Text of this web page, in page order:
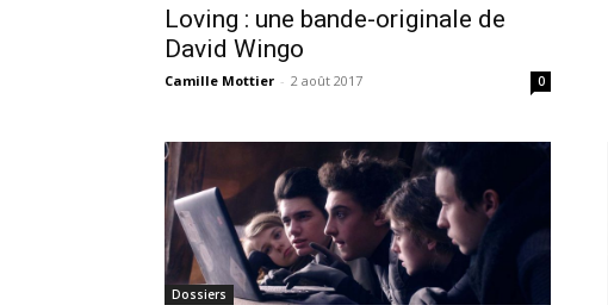
Loving : une bande-originale de
David Wingo
Camille Mottier - 2 août 2017 0
Dossiers